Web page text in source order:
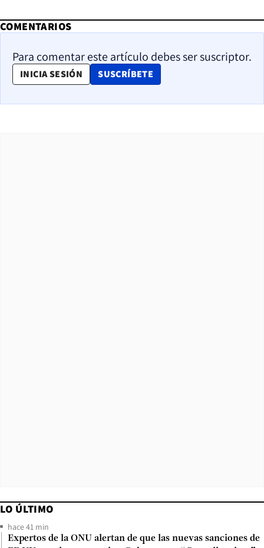
COMENTARIOS
Para comentar este artículo debes ser suscriptor.
INICIA SESIÓN SUSCRÍBETE
OPENS IN NEW WINDOW
LO ÚLTIMO
hace 41 min
Expertos de la ONU alertan de que las nuevas sanciones de